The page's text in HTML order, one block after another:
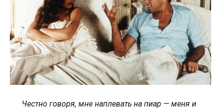
Честно говоря, мне наплевать на пиар — меня и